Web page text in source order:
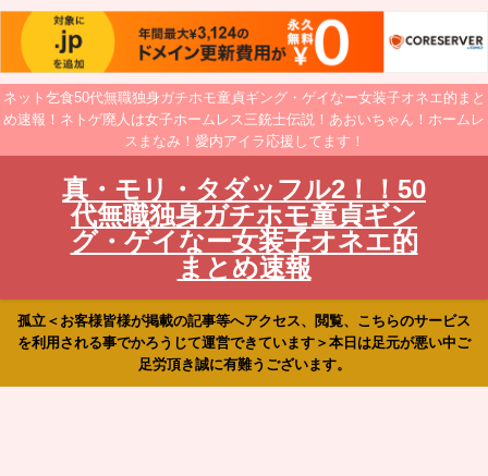
ネット乞食50代無職独身ガチホモ童貞ギング・ゲイなー女装子オネエ的まと
め速報！ネトゲ廃人は女子ホームレス三銃士伝説！あおいちゃん！ホームレ
スまなみ！愛内アイラ応援してます！
真・モリ・タダッフル2！！50
代無職独身ガチホモ童貞ギン
グ・ゲイなー女装子オネエ的
まとめ速報
孤立＜お客様皆様が掲載の記事等へアクセス、閲覧、こちらのサービス
を利用される事でかろうじて運営できています＞本日は足元が悪い中ご
足労頂き誠に有難うございます。